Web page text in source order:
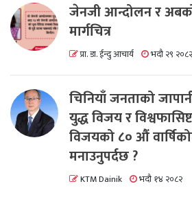
जेनजी आन्दोलन र
मार्गचित्र
प्रा. डा. ईन्दु आचार्य भदौ २९ २०८२
चिनियाँ जनताको
युद्ध विजय र
विजयको ८० औं
मनाउनुपर्दछ ?
KTM Dainik भदौ १४ २०८२